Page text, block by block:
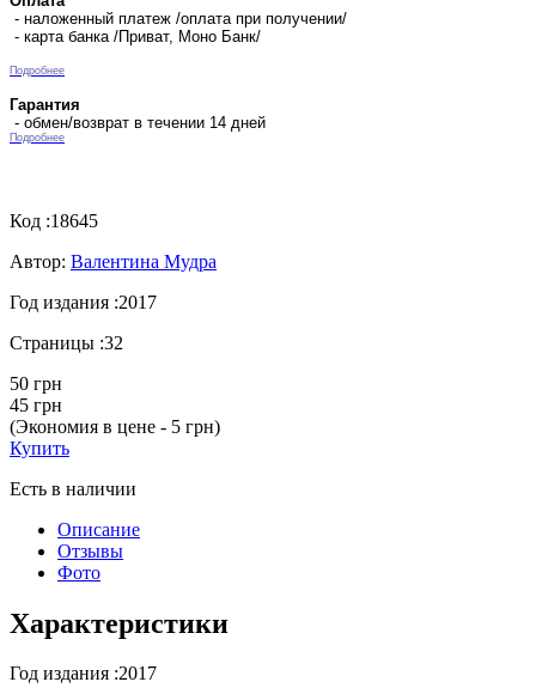
- наложенный платеж /оплата при получении/
- карта банка /Приват, Моно Банк/
Подробнее
Гарантия
- обмен/возврат в течении 14 дней
Подробнее
Код :18645
Автор: Валентина Мудра
Год издания :2017
Страницы :32
50 грн
45 грн
(Экономия в цене - 5 грн)
Купить
Есть в наличии
Описание
Отзывы
Фото
Характеристики
Год издания :2017